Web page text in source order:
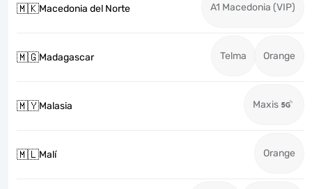
🇲🇰Macedonia del Norte A1 Macedonia (VIP)
🇲🇬Madagascar Telma Orange
🇲🇾Malasia Maxis
🇲🇱Malí Orange